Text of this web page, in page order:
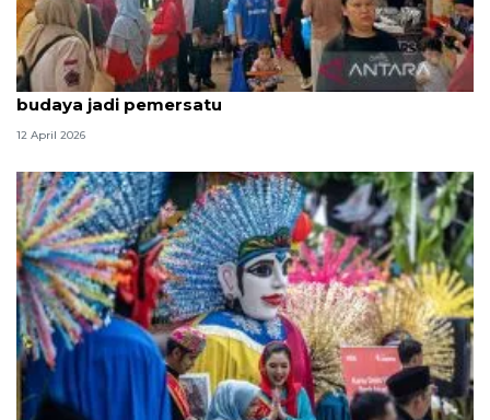
Ketum Bamus sebut Lebaran Betawi 2026 maknai
budaya jadi pemersatu
12 April 2026